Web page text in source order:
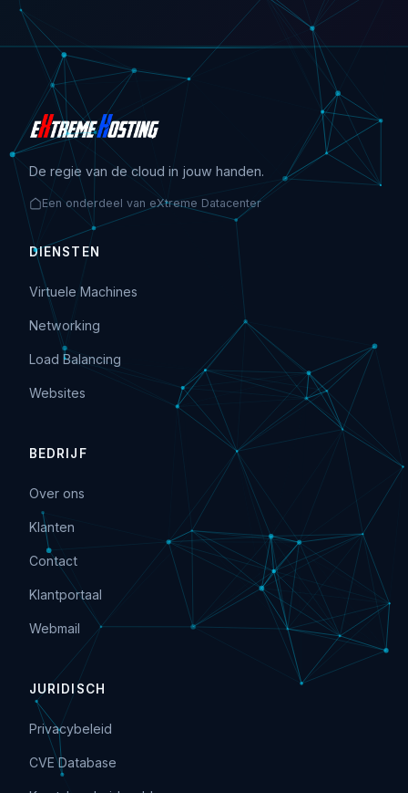
De regie van de cloud in jouw handen.
Een onderdeel van eXtreme Datacenter
DIENSTEN
Virtuele Machines
Networking
Load Balancing
Websites
BEDRIJF
Over ons
Klanten
Contact
Klantportaal
Webmail
JURIDISCH
Privacybeleid
CVE Database